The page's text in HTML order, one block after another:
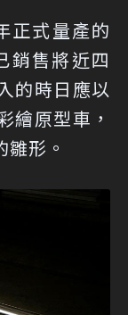
正式量產的
銷售將近四
的時日應以
繪原型車，
形。